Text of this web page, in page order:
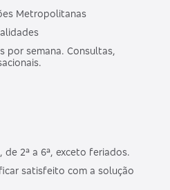
Metropolitanas
por semana. Consultas,
2ª a 6ª, exceto feriados.
satisfeito com a solução